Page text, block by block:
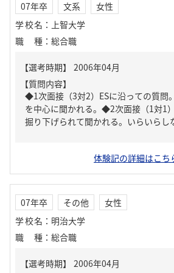
07年卒 文系
女性
学校名 ： 上智大学
職種 ： 総合職
【質問内容】
◆1次面接（3対2）ESに沿っての質問
を中心に聞かれる。◆2次面接（1対1
掘り下げられて聞かれる。いらいらし
体験記の詳細はこち
07年卒 その他
女性
学校名 ： 明治大学
職種 ： 総合職